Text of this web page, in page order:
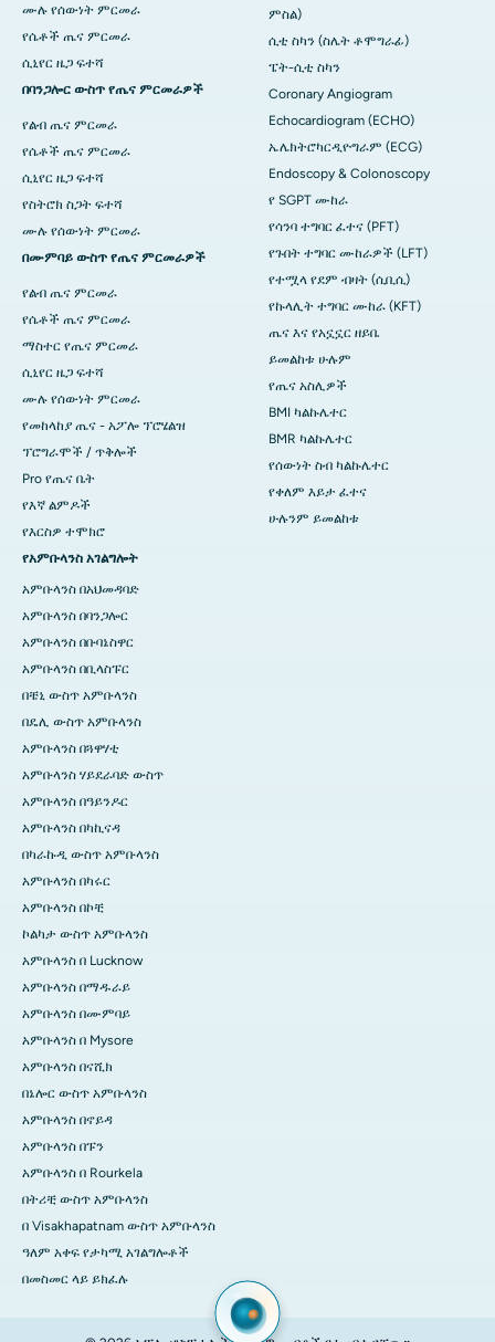
ሙሉ የሰውነት ምርመራ
የሴቶች ጤና ምርመራ
ሲኒየር ዜጋ ፍተሻ
በባንጋሎር ውስጥ የጤና ምርመራዎች
የልብ ጤና ምርመራ
የሴቶች ጤና ምርመራ
ሲኒየር ዜጋ ፍተሻ
የስትሮክ ስጋት ፍተሻ
ሙሉ የሰውነት ምርመራ
በሙምባይ ውስጥ የጤና ምርመራዎች
የልብ ጤና ምርመራ
የሴቶች ጤና ምርመራ
ማስተር የጤና ምርመራ
ሲኒየር ዜጋ ፍተሻ
ሙሉ የሰውነት ምርመራ
የመከላከያ ጤና - አፖሎ ፕሮሄልዝ
ፕሮግራሞች / ጥቅሎች
Pro የጤና ቤት
የእኛ ልምዶች
የእርስዎ ተሞክሮ
የአምቡላንስ አገልግሎት
አምቡላንስ በአህመዳባድ
አምቡላንስ በባንጋሎር
አምቡላንስ በቡባኔስዋር
አምቡላንስ በቢላስፑር
በቼኒ ውስጥ አምቡላንስ
በዴሊ ውስጥ አምቡላንስ
አምቡላንስ በጓዋሃቲ
አምቡላንስ ሃይደራባድ ውስጥ
አምቡላንስ በዓይንዶር
አምቡላንስ በካኪናዳ
በካራኩዲ ውስጥ አምቡላንስ
አምቡላንስ በካሩር
አምቡላንስ በኮቺ
ኮልካታ ውስጥ አምቡላንስ
አምቡላንስ በ Lucknow
አምቡላንስ በማዱራይ
አምቡላንስ በሙምባይ
አምቡላንስ በ Mysore
አምቡላንስ በናሺክ
በኔሎር ውስጥ አምቡላንስ
አምቡላንስ በኖይዳ
አምቡላንስ በፑን
አምቡላንስ በ Rourkela
በትሪቺ ውስጥ አምቡላንስ
በ Visakhapatnam ውስጥ አምቡላንስ
ዓለም አቀፍ የታካሚ አገልግሎቶች
በመስመር ላይ ይክፈሉ
ምስል)
ሲቲ ስካን (ስሌት ቶሞግራፊ)
ፔት-ሲቲ ስካን
Coronary Angiogram
Echocardiogram (ECHO)
ኤሌክትሮካርዲዮግራም (ECG)
Endoscopy & Colonoscopy
የ SGPT ሙከራ
የሳንባ ተግባር ፈተና (PFT)
የጉበት ተግባር ሙከራዎች (LFT)
የተሟላ የደም ብዛት (ሲቢሲ)
የኩላሊት ተግባር ሙከራ (KFT)
ጤና እና የአኗኗር ዘይቤ
ይመልከቱ ሁሉም
የጤና አስሊዎች
BMI ካልኩሌተር
BMR ካልኩሌተር
የሰውነት ስብ ካልኩሌተር
የቀለም እይታ ፈተና
ሁሉንም ይመልከቱ